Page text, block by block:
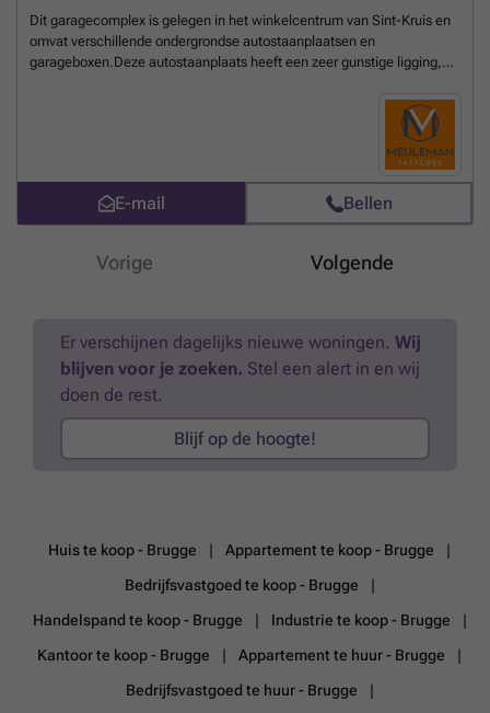
Dit garagecomplex is gelegen in het winkelcentrum van Sint-Kruis en
omvat verschillende ondergrondse autostaanplaatsen en
garageboxen.Deze autostaanplaats heeft een zeer gunstige ligging,
handelszaken zijn te voet bereikbaar. Het gaat om autostaanplaats nr.
E-mail Bellen
Vorige Volgende
Er verschijnen dagelijks nieuwe woningen. Wij
blijven voor je zoeken. Stel een alert in en wij
doen de rest.
Blijf op de hoogte!
Huis te koop - Brugge
Appartement te koop - Brugge
Bedrijfsvastgoed te koop - Brugge
Handelspand te koop - Brugge
Industrie te koop - Brugge
Kantoor te koop - Brugge
Appartement te huur - Brugge
Bedrijfsvastgoed te huur - Brugge